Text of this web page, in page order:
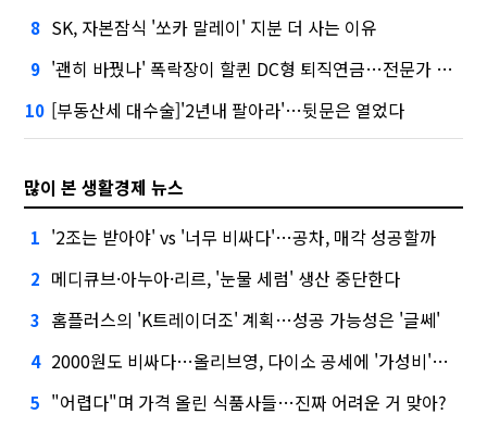
8 SK, 자본잠식 '쏘카 말레이' 지분 더 사는 이유
9 '괜히 바꿨나' 폭락장이 할퀸 DC형 퇴직연금…전문가 조언은
10 [부동산세 대수술]'2년내 팔아라'…뒷문은 열었다
많이 본 생활경제 뉴스
1 '2조는 받아야' vs '너무 비싸다'…공차, 매각 성공할까
2 메디큐브·아누아·리르, '눈물 세럼' 생산 중단한다
3 홈플러스의 'K트레이더조' 계획…성공 가능성은 '글쎄'
4 2000원도 비싸다…올리브영, 다이소 공세에 '가성비'로 맞불
5 "어렵다"며 가격 올린 식품사들…진짜 어려운 거 맞아?